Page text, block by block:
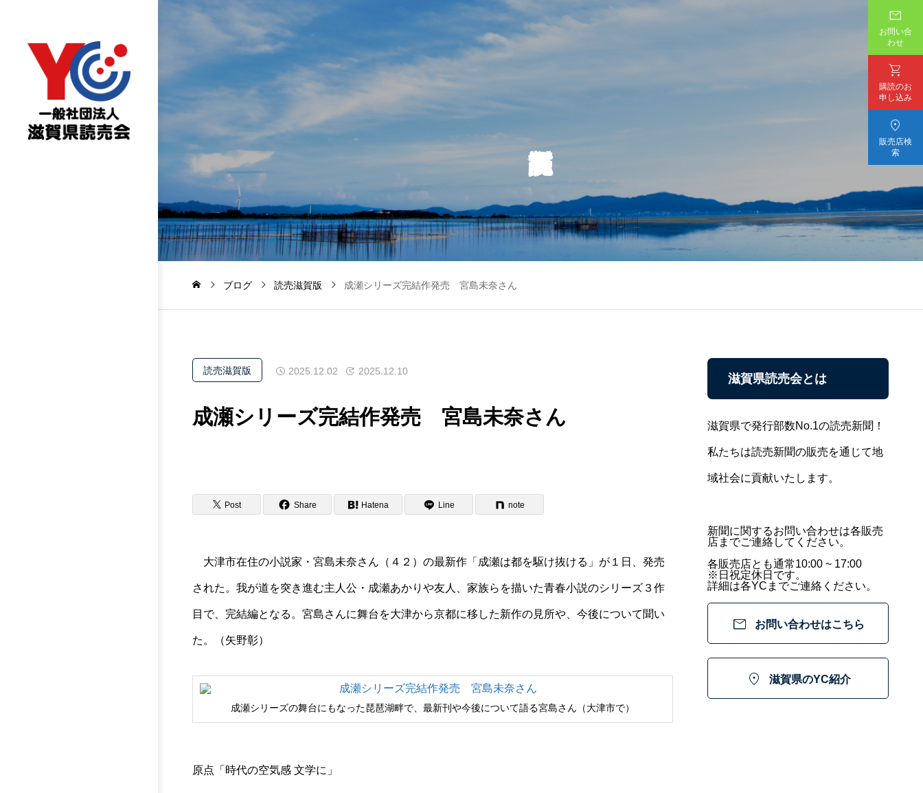

お問い合
わせ

購読のお
申し込み

販売店検
索
ブログ 読売滋賀版 成瀬シリーズ完結作発売 宮島未奈さん
読売滋賀版 2025.12.02 2025.12.10
成瀬シリーズ完結作発売 宮島未奈さん
Post Share Hatena Line note
大津市在住の小説家・宮島未奈さん（４２）の最新作「成瀬は都を駆け抜ける」が１日、発売
された。我が道を突き進む主人公・成瀬あかりや友人、家族らを描いた青春小説のシリーズ３作
目で、完結編となる。宮島さんに舞台を大津から京都に移した新作の見所や、今後について聞い
た。（矢野彰）
成瀬シリーズの舞台にもなった琵琶湖畔で、最新刊や今後について語る宮島さん（大津市で）
原点「時代の空気感 文学に」
滋賀県読売会とは
滋賀県で発行部数No.1の読売新聞！
私たちは読売新聞の販売を通じて地
域社会に貢献いたします。
新聞に関するお問い合わせは各販売
店までご連絡してください。
各販売店とも通常10:00 ~ 17:00
※日祝定休日です。
詳細は各YCまでご連絡ください。
 お問い合わせはこちら
 滋賀県のYC紹介